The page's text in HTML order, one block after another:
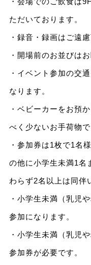
ただいております。
・録音・録画はご遠
・開場前のお並びは
・イベント参加の交
なります。
・ベビーカーをお預
べく少ないお手荷物で
・参加券は1枚で1名
の他に小学生未満1名
わらず2名以上は同伴
・小学生未満（乳児
参加になります。
・小学生未満（乳児
参加券が必要です。